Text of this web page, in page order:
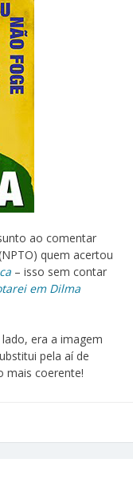
ao comentar
quem acertou
– isso sem contar
em Dilma
era a imagem
pela aí de
mais coerente!